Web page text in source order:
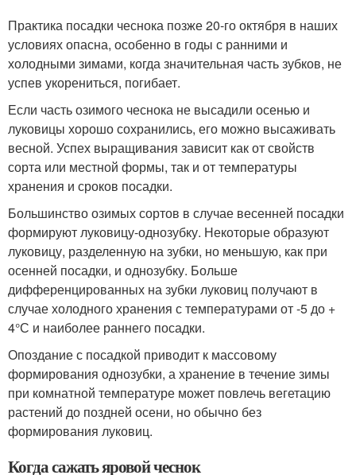
Практика посадки чеснока позже 20-го октября в наших
условиях опасна, особенно в годы с ранними и
холодными зимами, когда значительная часть зубков, не
успев укорениться, погибает.
Если часть озимого чеснока не высадили осенью и
луковицы хорошо сохранились, его можно высаживать
весной. Успех выращивания зависит как от свойств
сорта или местной формы, так и от температуры
хранения и сроков посадки.
Большинство озимых сортов в случае весенней посадки
формируют луковицу-однозубку. Некоторые образуют
луковицу, разделенную на зубки, но меньшую, как при
осенней посадки, и однозубку. Больше
дифференцированных на зубки луковиц получают в
случае холодного хранения с температурами от -5 до +
4°С и наиболее раннего посадки.
Опоздание с посадкой приводит к массовому
формирования однозубки, а хранение в течение зимы
при комнатной температуре может повлечь вегетацию
растений до поздней осени, но обычно без
формирования луковиц.
Когда сажать яровой чеснок